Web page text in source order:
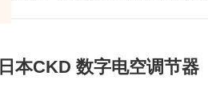
日本CKD 数字电空调节器